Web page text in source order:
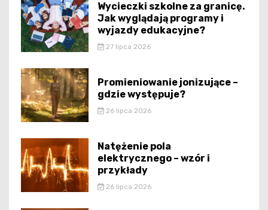
Wycieczki szkolne za granicę.
Jak wyglądają programy i
wyjazdy edukacyjne?
27 lipca 2026
Promieniowanie jonizujące –
gdzie występuje?
26 lipca 2026
Natężenie pola
elektrycznego – wzór i
przykłady
26 lipca 2026